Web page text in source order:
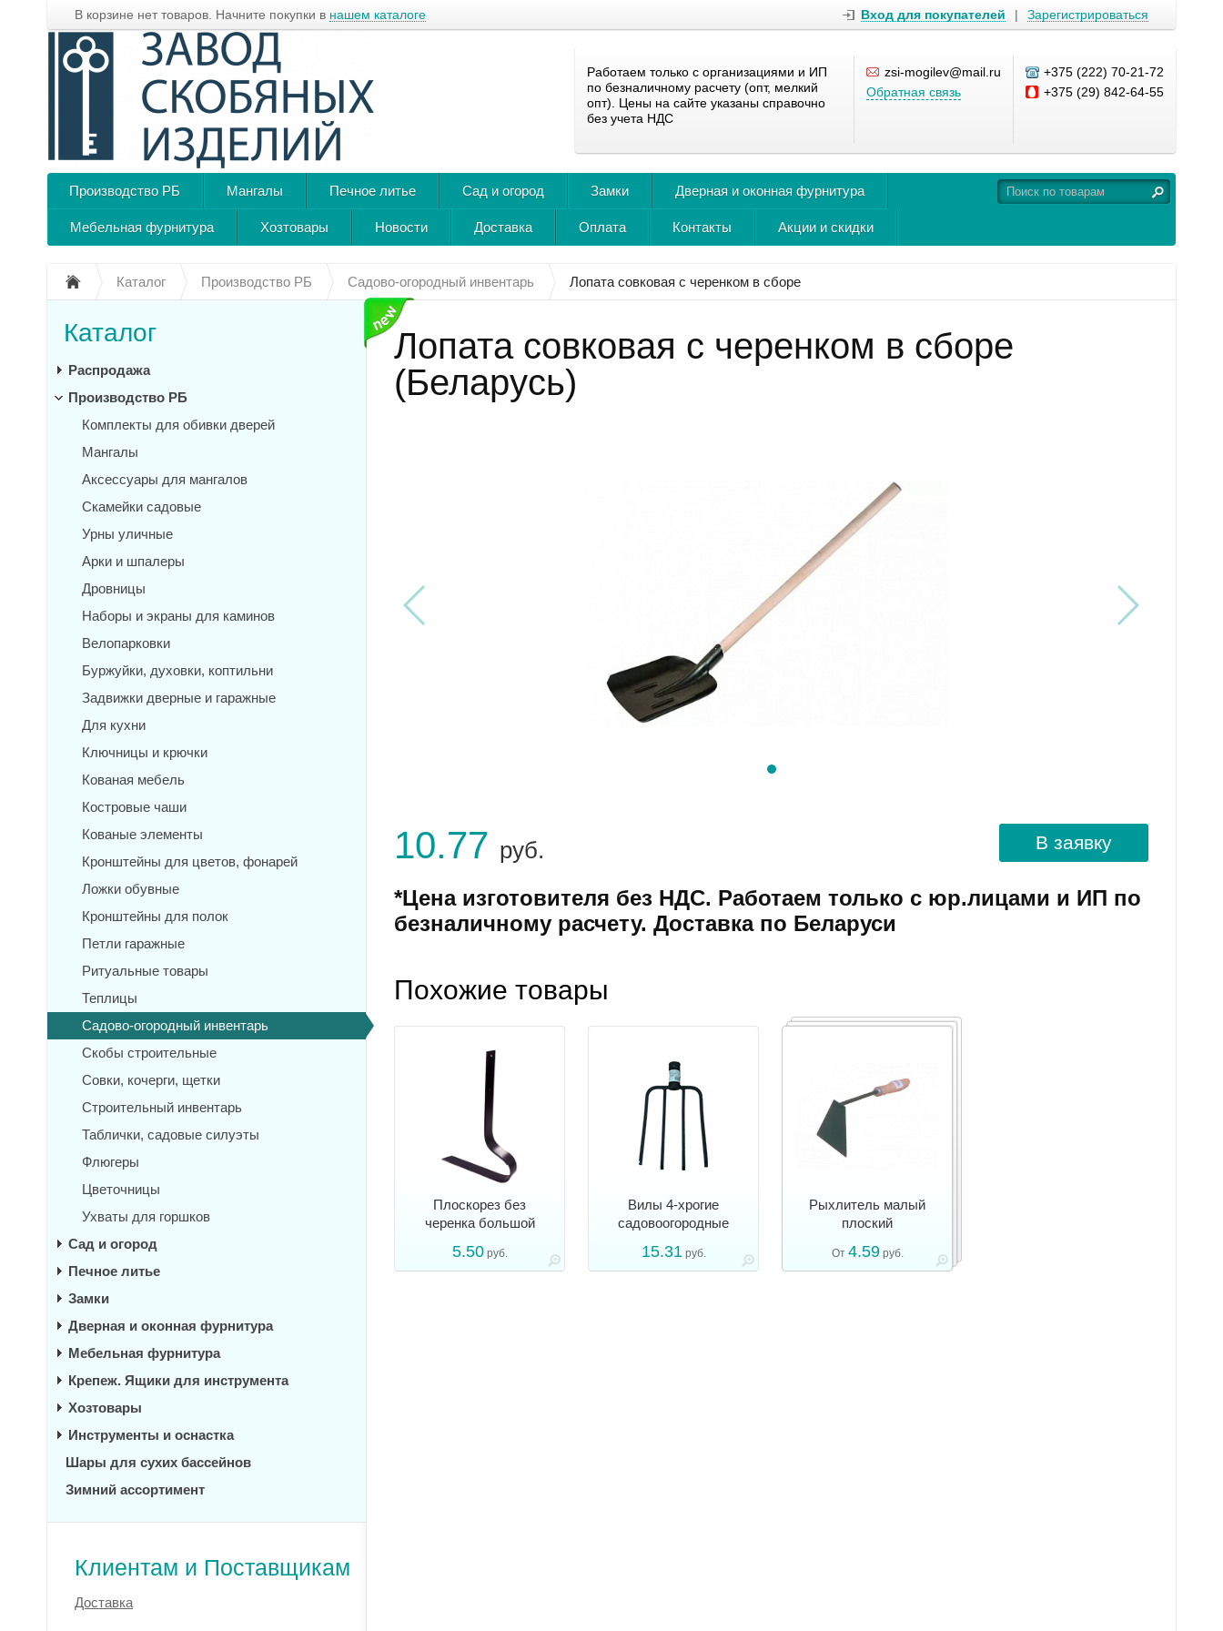
В корзине нет товаров. Начните покупки в нашем каталоге Вход для покупателей | Зарегистрироваться
Работаем только с организациями и ИП
по безналичному расчету (опт, мелкий
опт). Цены на сайте указаны справочно
без учета НДС
zsi-mogilev@mail.ru
Обратная связь
+375 (222) 70-21-72
+375 (29) 842-64-55
Производство РБ Мангалы Печное литье Сад и огород Замки Дверная и оконная фурнитура
Мебельная фурнитура Хозтовары Новости Доставка Оплата Контакты Акции и скидки
Каталог Производство РБ Садово-огородный инвентарь Лопата совковая с черенком в сборе
Лопата совковая с черенком в сборе
(Беларусь)
10.77 руб. В заявку
*Цена изготовителя без НДС. Работаем только с юр.лицами и ИП по
безналичному расчету. Доставка по Беларуси
Похожие товары
Плоскорез без
черенка большой
5.50руб.
Вилы 4-хрогие
садовоогородные
15.31руб.
Рыхлитель малый
плоский
От 4.59руб.
Каталог
Распродажа
Производство РБ
Комплекты для обивки дверей
Мангалы
Аксессуары для мангалов
Скамейки садовые
Урны уличные
Арки и шпалеры
Дровницы
Наборы и экраны для каминов
Велопарковки
Буржуйки, духовки, коптильни
Задвижки дверные и гаражные
Для кухни
Ключницы и крючки
Кованая мебель
Костровые чаши
Кованые элементы
Кронштейны для цветов, фонарей
Ложки обувные
Кронштейны для полок
Петли гаражные
Ритуальные товары
Теплицы
Садово-огородный инвентарь
Скобы строительные
Совки, кочерги, щетки
Строительный инвентарь
Таблички, садовые силуэты
Флюгеры
Цветочницы
Ухваты для горшков
Сад и огород
Печное литье
Замки
Дверная и оконная фурнитура
Мебельная фурнитура
Крепеж. Ящики для инструмента
Хозтовары
Инструменты и оснастка
Шары для сухих бассейнов
Зимний ассортимент
Клиентам и Поставщикам
Доставка